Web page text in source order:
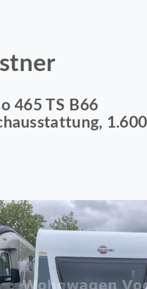
465 TS B66